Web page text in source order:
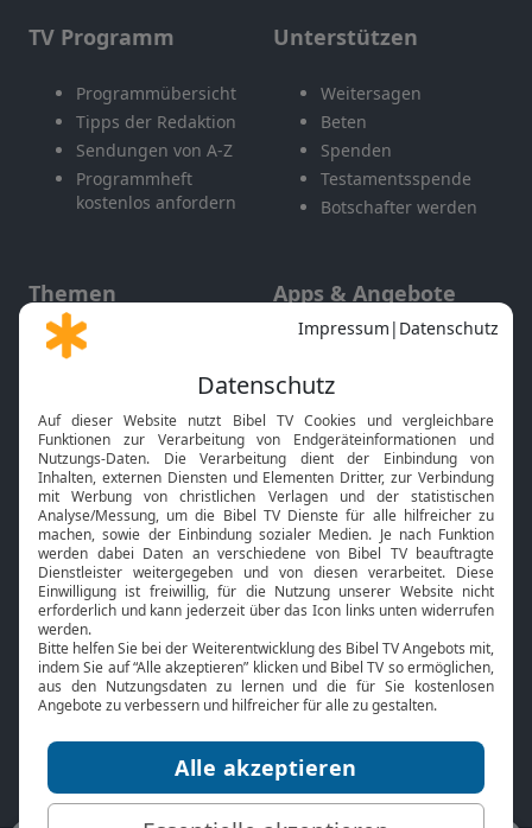
TV Programm
Programmübersicht
Tipps der Redaktion
Sendungen von A-Z
Programmheft
kostenlos anfordern
Unterstützen
Weitersagen
Beten
Spenden
Testamentsspende
Botschafter werden
Themen
Gott und Bibel erklärt
Neuigkeiten
Apps & Angebote
Mobile App
Smart TV
HbbTV
Bibelthek Online-Bibel
Nächster Gottesdienst
Bibel TV
Über uns
Jobs
Mediadaten
Service
Kontakt
TV-Empfang